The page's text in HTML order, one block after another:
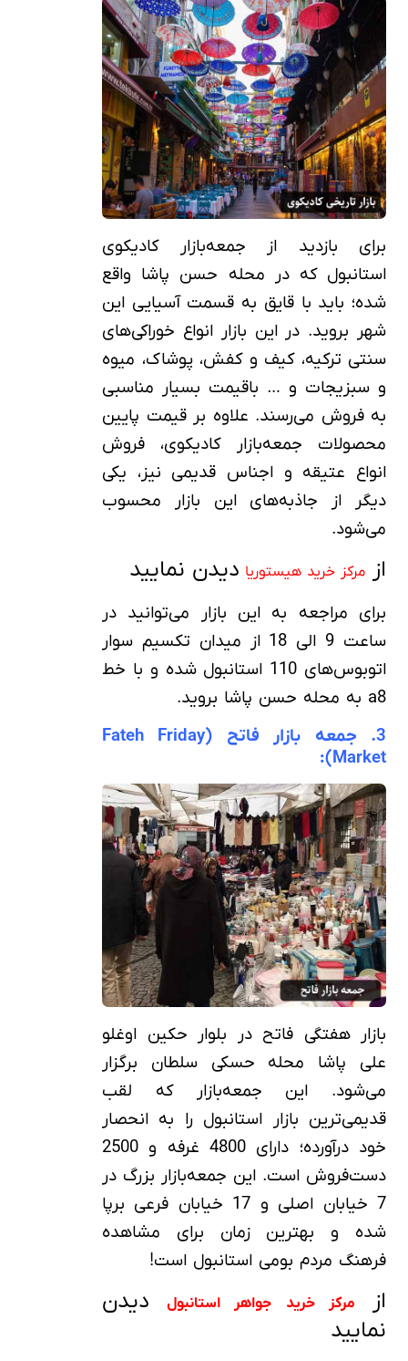
برای بازدید از جمعه‌بازار کادیکوی
استانبول که در محله حسن پاشا واقع
شده؛ باید با قایق به قسمت آسیایی این
شهر بروید. در این بازار انواع خوراکی‌های
سنتی ترکیه، کیف و کفش، پوشاک، میوه
و سبزیجات و … باقیمت بسیار مناسبی
به فروش می‌رسند. علاوه بر قیمت پایین
محصولات جمعه‌بازار کادیکوی، فروش
انواع عتیقه و اجناس قدیمی نیز، یکی
دیگر از جاذبه‌های این بازار محسوب
می‌شود.
از مرکز خرید هیستوریا دیدن نمایید
برای مراجعه به این بازار می‌توانید در
ساعت 9 الی 18 از میدان تکسیم سوار
اتوبوس‌های 110 استانبول شده و با خط
a8 به محله حسن پاشا بروید.
3. جمعه‌ بازار فاتح (Fateh Friday
Market):
بازار هفتگی فاتح در بلوار حکین اوغلو
علی پاشا محله حسکی سلطان برگزار
می‌شود. این جمعه‌بازار که لقب
قدیمی‌ترین بازار استانبول را به انحصار
خود درآورده؛ دارای 4800 غرفه و 2500
دست‌فروش است. این جمعه‌بازار بزرگ در
7 خیابان اصلی و 17 خیابان فرعی برپا
شده و بهترین زمان برای مشاهده
فرهنگ مردم بومی استانبول است!
از مرکز خرید جواهر استانبول
دیدن
نمایید